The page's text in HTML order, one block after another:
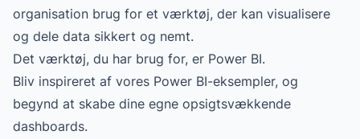
organisation brug for et værktøj, der kan visualisere
og dele data sikkert og nemt.
Det værktøj, du har brug for, er Power BI.
Bliv inspireret af vores Power BI-eksempler, og
begynd at skabe dine egne opsigtsvækkende
dashboards.